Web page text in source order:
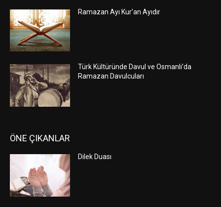
Ramazan Ayı Kur’an Ayıdır
Türk Kültüründe Davul ve Osmanlı’da
Ramazan Davulcuları
ÖNE ÇIKANLAR
Dilek Duası